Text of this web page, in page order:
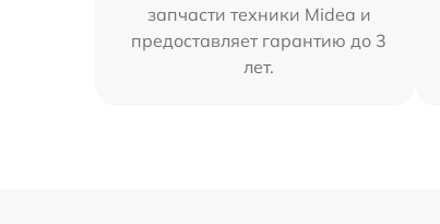
запчасти техники Midea и
предоставляет гарантию до 3
лет.